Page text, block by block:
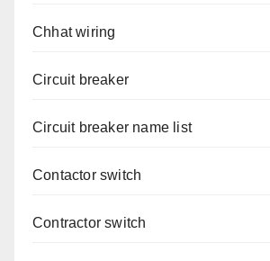
Chhat wiring
Circuit breaker
Circuit breaker name list
Contactor switch
Contractor switch